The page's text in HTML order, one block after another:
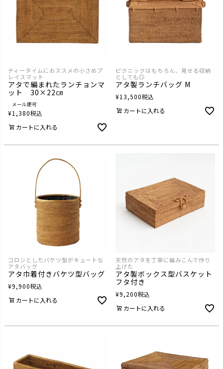
ティータイムにおススメの小さめプ
レイスマット
アタで編まれたランチョンマ
ット 30×22㎝
メール便可
¥1,380税込
カートに入れる
ピクニックはもちろん、見せる収納
としても◎
アタ製ランチバッグ M
¥13,500税込
カートに入れる
コロンとしたバケツ型がキュートな
アタバッグ
アタ巾着付きバケツ型バッグ
¥9,900税込
カートに入れる
天然のアタを丁寧に編みこんで作り
上げた
アタ製ボックス型バスケット
フタ付き
¥9,200税込
カートに入れる